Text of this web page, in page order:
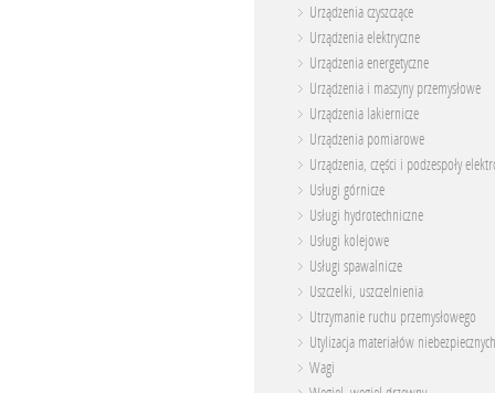
Urządzenia czyszczące
Urządzenia elektryczne
Urządzenia energetyczne
Urządzenia i maszyny przemysłowe
Urządzenia lakiernicze
Urządzenia pomiarowe
Urządzenia, części i podzespoły
Usługi górnicze
Usługi hydrotechniczne
Usługi kolejowe
Usługi spawalnicze
Uszczelki, uszczelnienia
Utrzymanie ruchu przemysłowego
Utylizacja materiałów niebezpiecznych
Wagi